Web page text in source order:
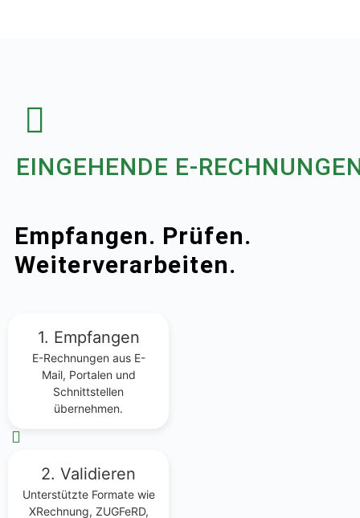
EINGEHENDE E-
Empfangen. Prüfen.
Weiterverarbeiten.
1. Empfangen
E-Rechnungen aus E-
Mail, Portalen und
Schnittstellen
übernehmen.
2. Validieren
Unterstützte Formate wie
XRechnung, ZUGFeRD,